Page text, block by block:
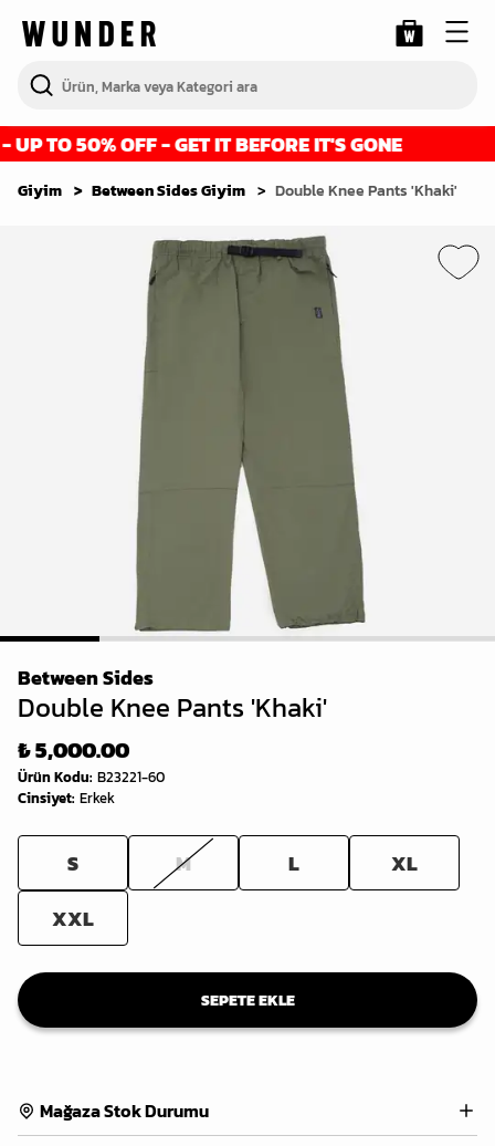
TO 50% OFF - GET IT BEFORE IT'S GONE
Giyim Between Sides Giyim Double Knee Pants 'Khaki'
1 2 3 4 5
Between Sides
Double Knee Pants 'Khaki'
₺ 5,000.00
Ürün Kodu: B23221-60
Cinsiyet: Erkek
S M L
XL
XXL
SEPETE EKLE
Mağaza Stok Durumu